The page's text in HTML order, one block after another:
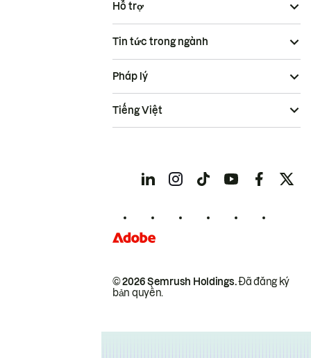
Hỗ trợ
Tin tức trong ngành
© 2026 Semrush Holdings.Đã đăng ký
bản quyền.
Pháp lý
Tiếng Việt